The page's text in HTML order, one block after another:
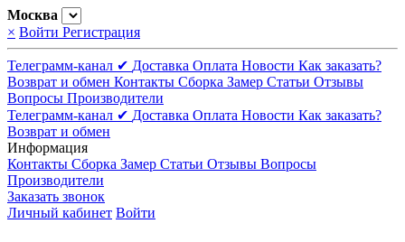
Москва
× Войти Регистрация
Телеграмм-канал ✔ Доставка Оплата Новости Как заказать?
Возврат и обмен Контакты Сборка Замер Статьи Отзывы
Вопросы Производители
Телеграмм-канал ✔ Доставка Оплата Новости Как заказать?
Возврат и обмен
Информация
Контакты Сборка Замер Статьи Отзывы Вопросы
Производители
Заказать звонок
Личный кабинет Войти